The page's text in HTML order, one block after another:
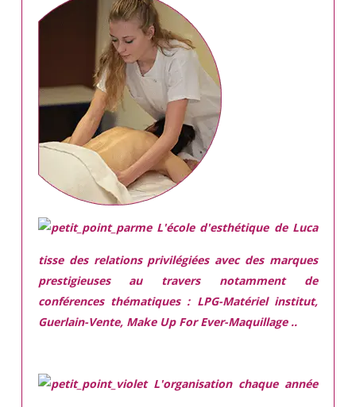
L'école d'esthétique de Luca
tisse des relations privilégiées avec des marques
prestigieuses au travers notamment de
conférences thématiques : LPG-Matériel institut,
Guerlain-Vente, Make Up For Ever-Maquillage ..
L'organisation chaque année